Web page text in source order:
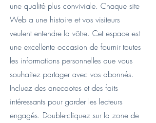
une qualité plus conviviale. Chaque site
Web a une histoire et vos visiteurs
veulent entendre la vôtre. Cet espace est
une excellente occasion de fournir toutes
les informations personnelles que vous
souhaitez partager avec vos abonnés.
Incluez des anecdotes et des faits
intéressants pour garder les lecteurs
engagés. Double-cliquez sur la zone de